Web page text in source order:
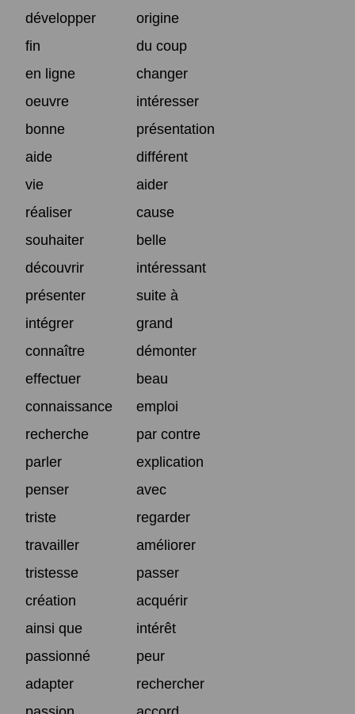
développer
origine
fin
du coup
en ligne
changer
oeuvre
intéresser
bonne
présentation
aide
différent
vie
aider
réaliser
cause
souhaiter
belle
découvrir
intéressant
présenter
suite à
intégrer
grand
connaître
démonter
effectuer
beau
connaissance
emploi
recherche
par contre
parler
explication
penser
avec
triste
regarder
travailler
améliorer
tristesse
passer
création
acquérir
ainsi que
intérêt
passionné
peur
adapter
rechercher